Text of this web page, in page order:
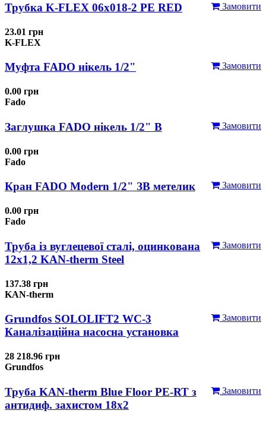
Замовити
Трубка K-FLEX 06x018-2 РЕ RED
23.01 грн
K-FLEX
Замовити
Муфта FADO нікель 1/2"
0.00 грн
Fado
Замовити
Заглушка FADO нікель 1/2" В
0.00 грн
Fado
Замовити
Кран FADO Modern 1/2" ЗВ метелик
0.00 грн
Fado
Замовити
Труба із вуглецевої сталі, оцинкована
12x1,2 KAN-therm Steel
137.38 грн
KAN-therm
Замовити
Grundfos SOLOLIFT2 WC-3
Каналізаційна насосна установка
28 218.96 грн
Grundfos
Замовити
Труба KAN-therm Blue Floor PE-RT з
антидиф. захистом 18х2